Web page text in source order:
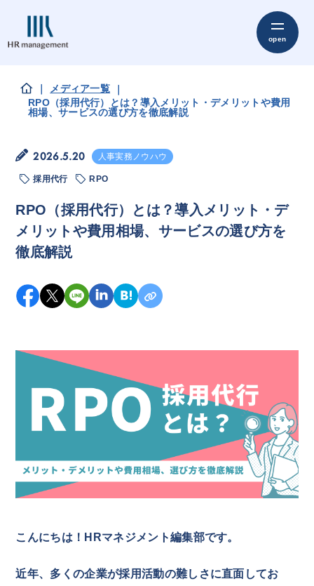
メディア一覧
RPO（採用代行）とは？導入メリット・デメリットや費用
相場、サービスの選び方を徹底解説
2026.5.20 人事実務ノウハウ
採用代行 RPO
RPO（採用代行）とは？導入メリット・デ
メリットや費用相場、サービスの選び方を
徹底解説
こんにちは！HRマネジメント編集部です。
近年、多くの企業が採用活動の難しさに直面してお